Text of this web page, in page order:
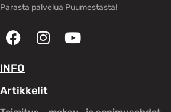
Parasta palvelua Puumestasta!
INFO
Artikkelit